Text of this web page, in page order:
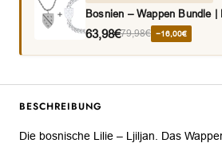
Bosnien – Wappen Bundle |
63,98€79,98€ −16,00€
BESCHREIBUNG
Die bosnische Lilie – Ljiljan. Das